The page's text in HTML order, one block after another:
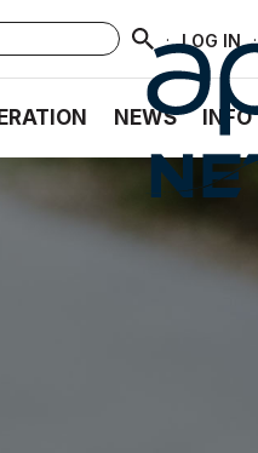
· LOG IN ·
NEWS INFO